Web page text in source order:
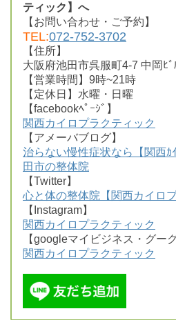
ティック】へ
【お問い合わせ・ご予約】
TEL:072-752-3702
【住所】
大阪府池田市呉服町4-7 中岡ﾋﾞ
【営業時間】9時~21時
【定休日】水曜・日曜
【facebookﾍﾟｰｼﾞ】
関西カイロプラクティック
【アメーバブログ】
治らない慢性症状なら【関西ｶ
田市の整体院
【Twitter】
心と体の整体院【関西カイロ
【Instagram】
関西カイロプラクティック
【googleマイビジネス・グー
関西カイロプラクティック